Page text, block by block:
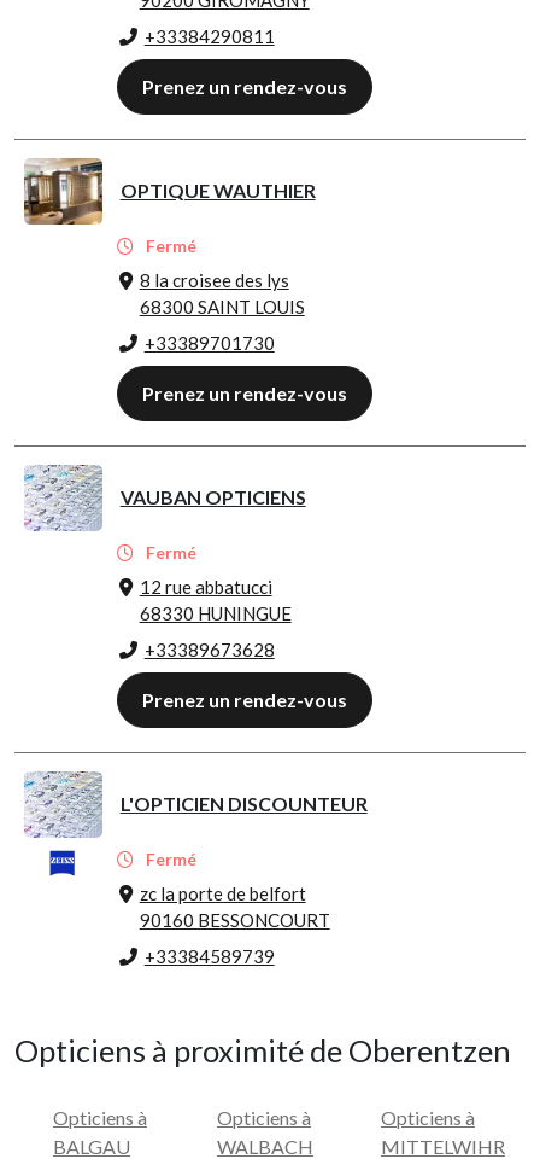
+33384290811
Prenez un rendez-vous
OPTIQUE WAUTHIER
Fermé
8 la croisee des lys
68300 SAINT LOUIS
+33389701730
Prenez un rendez-vous
VAUBAN OPTICIENS
Fermé
12 rue abbatucci
68330 HUNINGUE
+33389673628
Prenez un rendez-vous
L'OPTICIEN DISCOUNTEUR
Fermé
zc la porte de belfort
90160 BESSONCOURT
+33384589739
Opticiens à proximité de Oberentzen
Opticiens à
BALGAU
Opticiens à
WALBACH
Opticiens à
MITTELWIHR